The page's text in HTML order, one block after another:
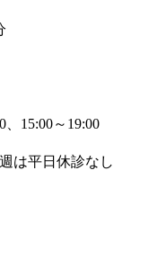
15:00～19:00
は平日休診なし